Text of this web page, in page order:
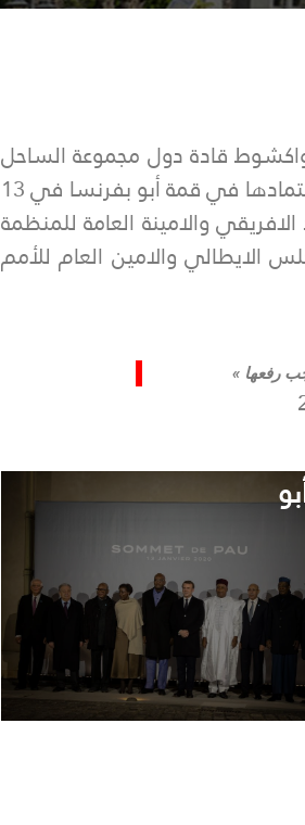
قادة دول مجموعة الساحل
الخمس ورئيس الجمهورية الفرنسية يوم 30 يونيو 2020 من أجل متابعة تنفيذ خارطة الطريق التي تم اعتمادها في قمة أبو بفرنسا في 13
الافريقي والامينة العامة للمنظمة
الايطالي والامين العام للأمم
رفعها »